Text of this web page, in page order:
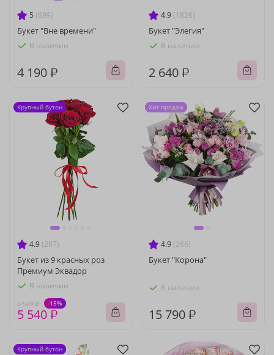
5 (699)
Букет "Вне времени"
В наличии
4 190 ₽
4.9 (1826)
Букет "Элегия"
В наличии
2 640 ₽
4.9 (287)
Букет из 9 красных роз
Премиум Эквадор
В наличии
6 520 ₽ -15%
5 540 ₽
Крупный бутон
4.9 (266)
Букет "Корона"
В наличии
15 790 ₽
Хит продаж
Крупный бутон